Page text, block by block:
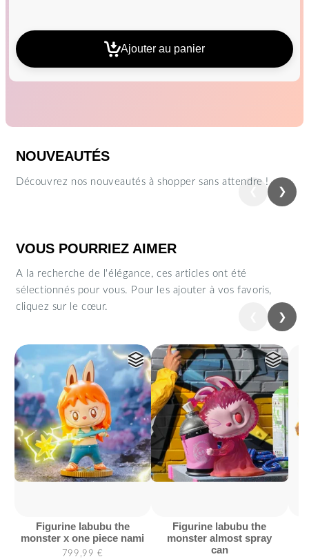
Ajouter au panier
NOUVEAUTÉS
Découvrez nos nouveautés à shopper sans attendre !
Précédent
❯
VOUS POURRIEZ AIMER
A la recherche de l'élégance, ces articles ont été
sélectionnés pour vous. Pour les ajouter à vos favoris,
cliquez sur le cœur.
figurine labubu the
monster x one piece nami
799,99 €
figurine labubu the
monster almost spray
can
Précédent
❯